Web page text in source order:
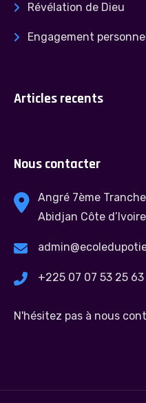
Révélation de Dieu
Engagement personnel
Articles recents
Nous contacter
Angré 7ème
Abidjan Côte
+225 07 07 53 25 63
N'hésitez pas à nous